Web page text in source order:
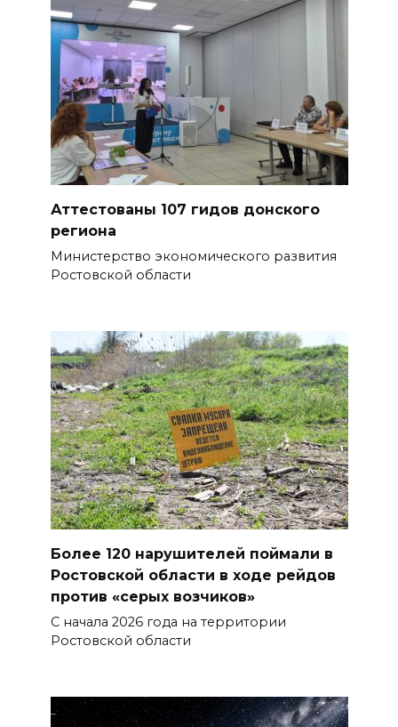
Памятник Ермаку в
Новочеркасске перекрасили в
черный цвет – общественники
бьют тревогу
07 августа 2026 13:38
Мем с Путиным, российские
лекарства и уникальные
операции: основные события
6 августа
07 августа 2026 12:57
программы «Красота внутри»
07 августа 2026 12:30
Строить. Создавать. Созидать.
07 августа 2026 12:30
От Ростовской области в
полуфинал премии
#МЫВМЕСТЕ-2026 вышли 12
проектов
07 августа 2026 12:30
строителей в помощи
госпиталям, школам и
Аттестованы 107 гидов донского
региона
Министерство экономического развития
Ростовской области
Более 120 нарушителей поймали в
Ростовской области в ходе рейдов
против «серых возчиков»
С начала 2026 года на территории
Ростовской области